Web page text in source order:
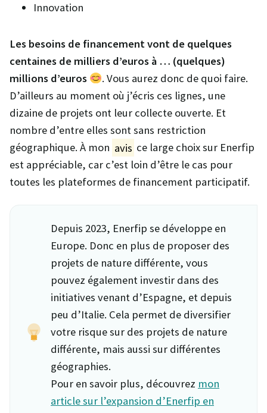
Innovation
Les besoins de financement vont de quelques
centaines de milliers d’euros à … (quelques)
millions d’euros
. Vous aurez donc de quoi faire.
D’ailleurs au moment où j’écris ces lignes, une
dizaine de projets ont leur collecte ouverte. Et
nombre d’entre elles sont sans restriction
géographique. À mon avis ce large choix sur Enerfip
est appréciable, car c’est loin d’être le cas pour
toutes les plateformes de financement participatif.
Depuis 2023, Enerfip se développe en
Europe. Donc en plus de proposer des
projets de nature différente, vous
pouvez également investir dans des
initiatives venant d’Espagne, et depuis
peu d’Italie. Cela permet de diversifier
votre risque sur des projets de nature
différente, mais aussi sur différentes
géographies.
Pour en savoir plus, découvrez mon
article sur l’expansion d’Enerfip en